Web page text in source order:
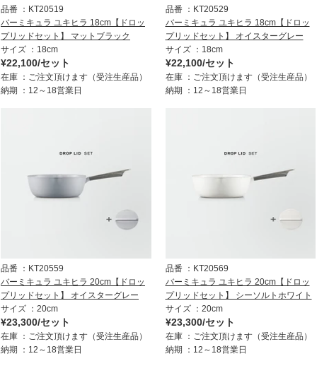
品番
KT20519
バーミキュラ ユキヒラ 18cm【ドロッ
プリッドセット】 マットブラック
サイズ
18cm
¥22,100/セット
在庫
ご注文頂けます（受注生産品）
納期
12～18営業日
品番
KT20529
バーミキュラ ユキヒラ 18cm【ドロッ
プリッドセット】 オイスターグレー
サイズ
18cm
¥22,100/セット
在庫
ご注文頂けます（受注生産品）
納期
12～18営業日
品番
KT20559
バーミキュラ ユキヒラ 20cm【ドロッ
プリッドセット】 オイスターグレー
サイズ
20cm
¥23,300/セット
在庫
ご注文頂けます（受注生産品）
納期
12～18営業日
品番
KT20569
バーミキュラ ユキヒラ 20cm【ドロッ
プリッドセット】 シーソルトホワイト
サイズ
20cm
¥23,300/セット
在庫
ご注文頂けます（受注生産品）
納期
12～18営業日